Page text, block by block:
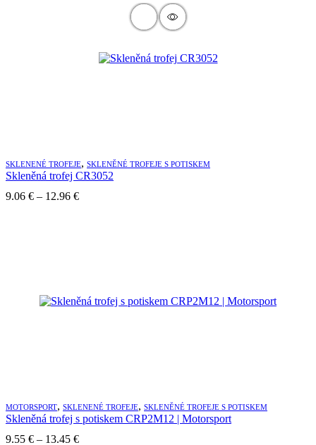
SKLENENÉ TROFEJE, SKLENĚNÉ TROFEJE S POTISKEM
Skleněná trofej CR3052
9.06 € – 12.96 €Price
MOTORSPORT, SKLENENÉ TROFEJE, SKLENĚNÉ TROFEJE S POTISKEM
Skleněná trofej s potiskem CRP2M12 | Motorsport
9.55 € – 13.45 €Price